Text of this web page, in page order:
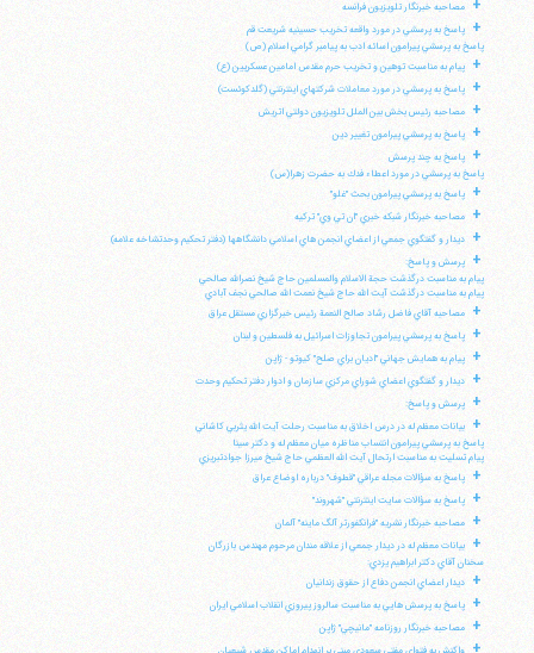
+ مصاحبه خبرنگار تلويزيون فرانسه
+
پاسخ به پرسشي در مورد واقعه تخريب حسينيه شريعت قم
پاسخ به پرسشي پيرامون اسائه ادب به پيامبر گرامي اسلام (ص)
+ پيام به مناسبت توهين و تخريب حرم مقدس امامين عسكريين (ع)
+ پاسخ به پرسشي در مورد معاملات شركتهاي اينترنتي (گلدكوئست)
+ مصاحبه رئيس بخش بين الملل تلويزيون دولتي اتريش
+ پاسخ به پرسشي پيرامون تغيير دين
+
پاسخ به چند پرسش
پاسخ به پرسشي در مورد اعطاء فدك به حضرت زهرا(س)
+ پاسخ به پرسشي پيرامون بحث "غلو"
+ مصاحبه خبرنگار شبكه خبري "ان تي وي" تركيه
+ ديدار و گفتگوي جمعي از اعضاي انجمن هاي اسلامي دانشگاهها (دفتر تحكيم وحدتشاخه علامه)
+
پرسش و پاسخ:
پيام به مناسبت درگذشت حجة الاسلام والمسلمين حاج شيخ نصرالله صالحي
پيام به مناسبت درگذشت آيت الله حاج شيخ نعمت الله صالحي نجف آبادي
+ مصاحبه آقاي فاضل رشاد صالح النعمة رئيس خبرگزاري مستقل عراق
+ پاسخ به پرسشي پيرامون تجاوزات اسرائيل به فلسطين و لبنان
+ پيام به همايش جهاني "اديان براي صلح" كيوتو - ژاپن
+ ديدار و گفتگوي اعضاي شوراي مركزي سازمان و ادوار دفتر تحكيم وحدت
+ پرسش و پاسخ:
+
بيانات معظم له در درس اخلاق به مناسبت رحلت آيت الله يثربي كاشاني
پاسخ به پرسشي پيرامون انتساب مناظره ميان معظم له و دكتر سينا
پيام تسليت به مناسبت ارتحال آيت الله العظمي حاج شيخ ميرزا جوادتبريزي
+ پاسخ به سؤالات مجله عراقي "قطوف" درباره اوضاع عراق
+ پاسخ به سؤالات سايت اينترنتي "شهروند"
+ مصاحبه خبرنگار نشريه "فرانكفورتر آلگ ماينه" آلمان
+
بيانات معظم له در ديدار جمعي از علاقه مندان مرحوم مهندس بازرگان
سخنان آقاي دكتر ابراهيم يزدي:
+ ديدار اعضاي انجمن دفاع از حقوق زندانيان
+ پاسخ به پرسش هايي به مناسبت سالروز پيروزي انقلاب اسلامي ايران
+ مصاحبه خبرنگار روزنامه "مانيچي" ژاپن